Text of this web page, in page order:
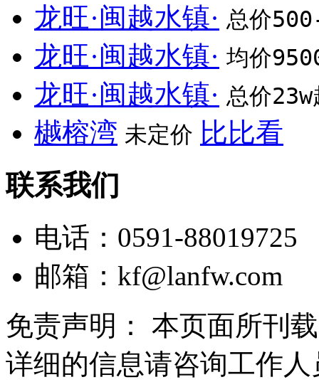
龙旺·闽越水镇· 总价
龙旺·闽越水镇· 均价
龙旺·闽越水镇· 总价
樾榕湾 未定价 比比看
联系我们
电话：0591-88019725
邮箱： kf@lanfw.com
免责声明： 本页面所刊
详细的信息请咨询工作